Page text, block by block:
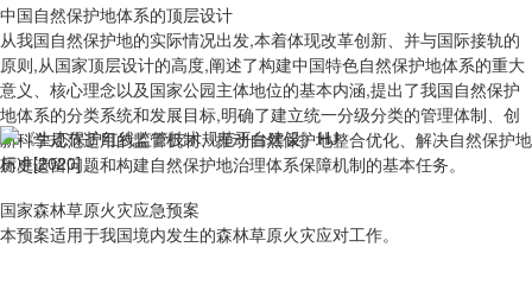
中国自然保护地体系的顶层设计
从我国自然保护地的实际情况出发,本着体现改革创新、并与国际接轨的
原则,从国家顶层设计的高度,阐述了构建中国特色自然保护地体系的重大
意义、核心理念以及国家公园主体地位的基本内涵,提出了我国自然保护
地体系的分类系统和发展目标,明确了建立统一分级分类的管理体制、创
新科学规范适用的监管机制、推动自然保护地整合优化、解决自然保护地
历史遗留问题和构建自然保护地治理体系保障机制的基本任务。
国家森林草原火灾应急预案
本预案适用于我国境内发生的森林草原火灾应对工作。